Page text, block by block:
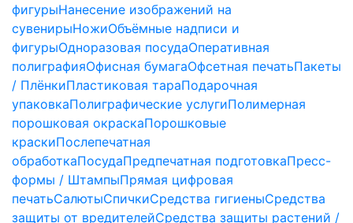
фигурыНанесение изображений на
сувенирыНожиОбъёмные надписи и
фигурыОдноразовая посудаОперативная
полиграфияОфисная бумагаОфсетная печатьПакеты
/ ПлёнкиПластиковая тараПодарочная
упаковкаПолиграфические услугиПолимерная
порошковая окраскаПорошковые
краскиПослепечатная
обработкаПосудаПредпечатная подготовкаПресс-
формы / ШтампыПрямая цифровая
печатьСалютыСпичкиСредства гигиеныСредства
защиты от вредителейСредства защиты растений /